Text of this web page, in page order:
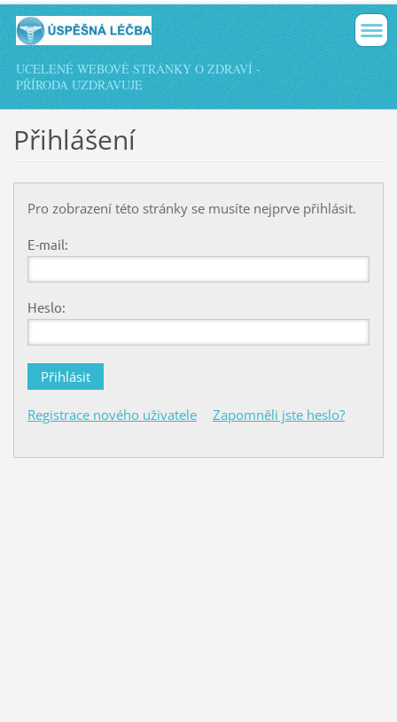
UCELENÉ WEBOVÉ STRÁNKY O ZDRAVÍ -
PŘÍRODA UZDRAVUJE
Přihlášení
Pro zobrazení této stránky se musíte nejprve přihlásit.
E-mail:
Heslo:
Registrace nového uživatele Zapomněli jste heslo?